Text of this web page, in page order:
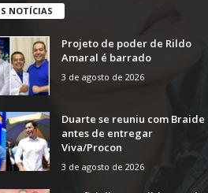
NOTÍCIAS
Projeto de poder de Rildo
Amaral é barrado
3 de agosto de 2026
Duarte se reuniu com Braide
antes de entregar
Viva/Procon
3 de agosto de 2026